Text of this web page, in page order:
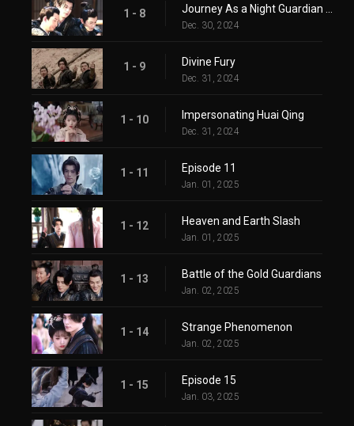
1 - 8
Dec. 30, 2024
1 - 9 Divine Fury
Dec. 31, 2024
1 - 10 Impersonating Huai Qing
Dec. 31, 2024
1 - 11 Episode 11
Jan. 01, 2025
1 - 12 Heaven and Earth Slash
Jan. 01, 2025
1 - 13 Battle of the Gold Guardians
Jan. 02, 2025
1 - 14 Strange Phenomenon
Jan. 02, 2025
1 - 15 Episode 15
Jan. 03, 2025